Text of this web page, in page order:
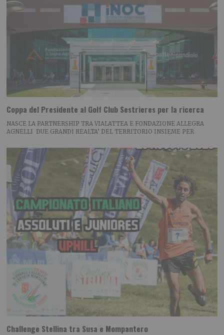
Coppa del Presidente al Golf Club Sestrieres per la ricerca
NASCE LA PARTNERSHIP TRA VIALATTEA E FONDAZIONE ALLEGRA
AGNELLI DUE GRANDI REALTA’ DEL TERRITORIO INSIEME PER
Challenge Stellina tra Susa e Mompantero